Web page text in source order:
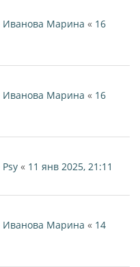
Иванова Марина « 16
Иванова Марина « 16
Psy « 11 янв 2025, 21:11
Иванова Марина « 14